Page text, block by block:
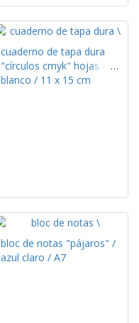
cuaderno de tapa dura
"círculos cmyk" hojas en
blanco / 11 x 15 cm
bloc de notas "pájaros" /
azul claro / A7